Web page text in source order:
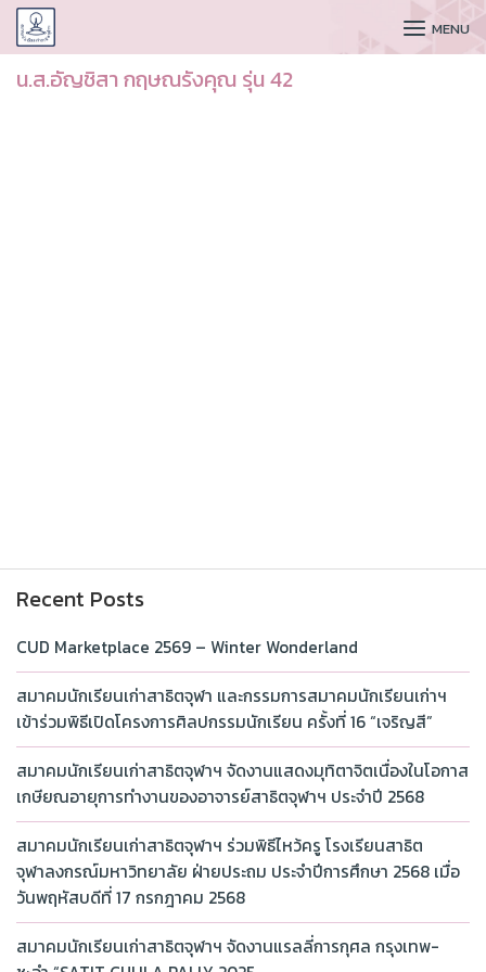
CUDAA MENU
น.ส.อัญชิสา กฤษณรังคุณ รุ่น 42
Recent Posts
CUD Marketplace 2569 – Winter Wonderland
สมาคมนักเรียนเก่าสาธิตจุฬา และกรรมการสมาคมนักเรียนเก่าฯ
เข้าร่วมพิธีเปิดโครงการศิลปกรรมนักเรียน ครั้งที่ 16 “เจริญสี”
สมาคมนักเรียนเก่าสาธิตจุฬาฯ จัดงานแสดงมุทิตาจิตเนื่องในโอกาส
เกษียณอายุการทำงานของอาจารย์สาธิตจุฬาฯ ประจำปี 2568
สมาคมนักเรียนเก่าสาธิตจุฬาฯ ร่วมพิธีไหว้ครู โรงเรียนสาธิต
จุฬาลงกรณ์มหาวิทยาลัย ฝ่ายประถม ประจำปีการศึกษา 2568 เมื่อ
วันพฤหัสบดีที่ 17 กรกฎาคม 2568
สมาคมนักเรียนเก่าสาธิตจุฬาฯ จัดงานแรลลี่การกุศล กรุงเทพ-